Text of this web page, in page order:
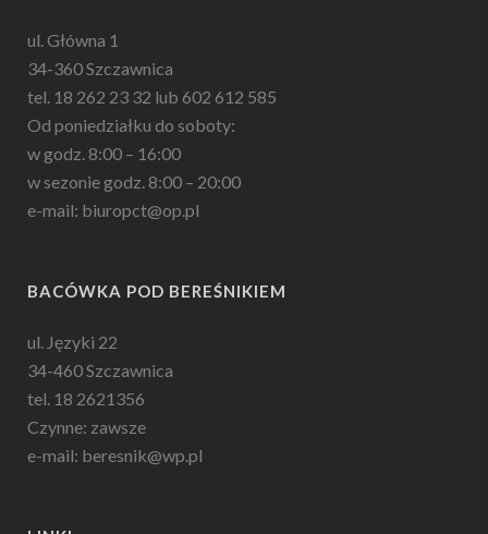
ul. Główna 1
34-360 Szczawnica
tel. 18 262 23 32 lub 602 612 585
Od poniedziałku do soboty:
w godz. 8:00 – 16:00
w sezonie godz. 8:00 – 20:00
e-mail: biuropct@op.pl
BACÓWKA POD BEREŚNIKIEM
ul. Języki 22
34-460 Szczawnica
tel. 18 2621356
Czynne: zawsze
e-mail: beresnik@wp.pl